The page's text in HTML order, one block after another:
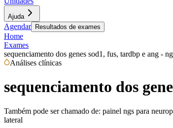
Ajuda
Agendar Resultados de exames
Home
Exames
sequenciamento dos genes sod1, fus, tardbp e ang -
Análises clínicas
sequenciamento dos
Também pode ser chamado de: painel ngs para
lateral